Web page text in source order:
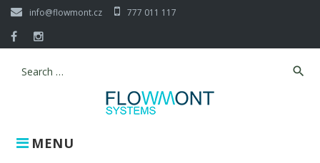
Skip
content
info@flowmont.cz 777 011 117
MENU
Search
search